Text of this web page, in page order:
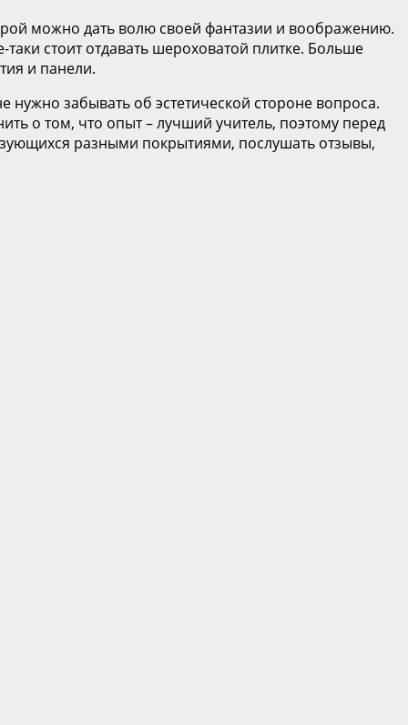
можно дать волю своей фантазии и воображению.
стоит отдавать шероховатой плитке. Больше
и панели.
забывать об эстетической стороне вопроса.
о том, что опыт – лучший учитель, поэтому перед
разными покрытиями, послушать отзывы,